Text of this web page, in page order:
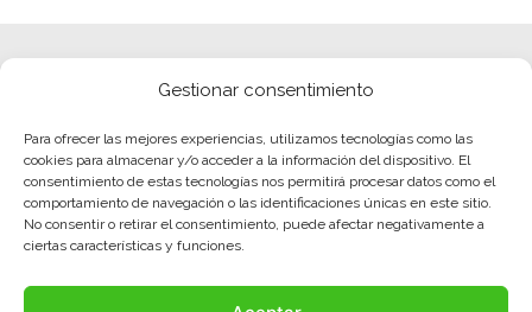
Gestionar consentimiento
Para ofrecer las mejores experiencias, utilizamos tecnologías como las
cookies para almacenar y/o acceder a la información del dispositivo. El
consentimiento de estas tecnologías nos permitirá procesar datos como el
comportamiento de navegación o las identificaciones únicas en este sitio.
No consentir o retirar el consentimiento, puede afectar negativamente a
ciertas características y funciones.